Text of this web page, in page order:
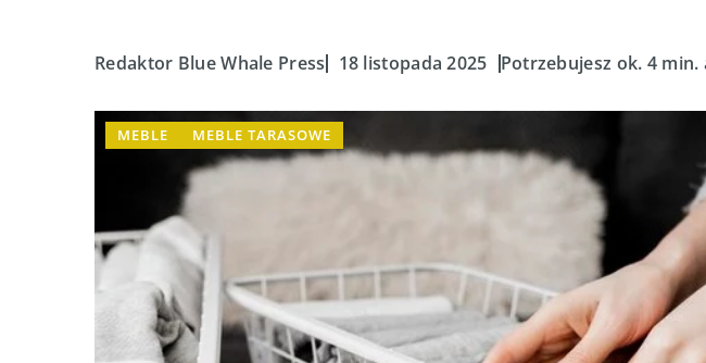
Redaktor Blue Whale Press 18 listopada 2025 Potrzebujesz ok. 4
MEBLE MEBLE TARASOWE